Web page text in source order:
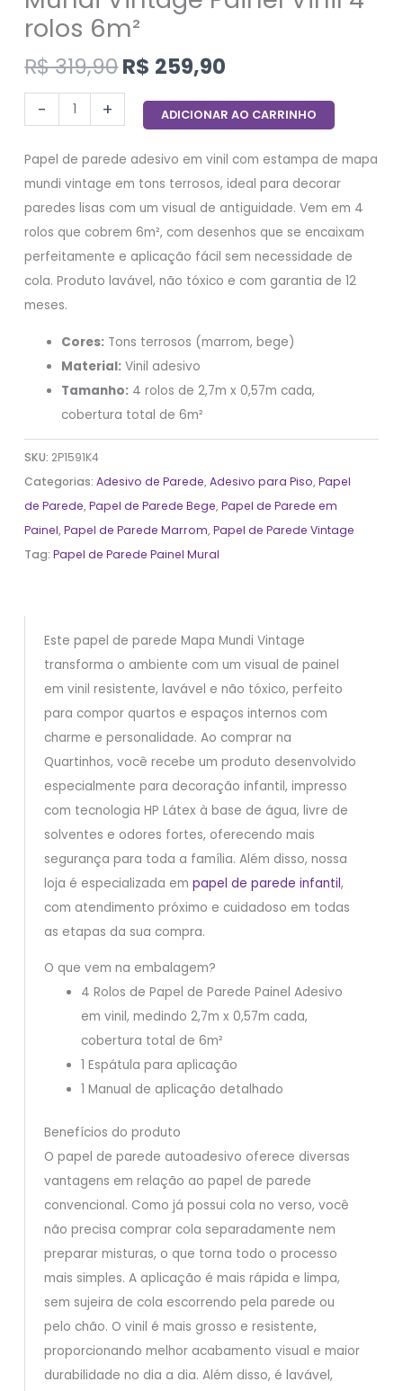
rolos 6m²
R$319,90R$ 259,90
- + ADICIONAR AO CARRINHO
Papel de parede adesivo em vinil com estampa de mapa
mundi vintage em tons terrosos, ideal para decorar
paredes lisas com um visual de antiguidade. Vem em 4
rolos que cobrem 6m², com desenhos que se encaixam
perfeitamente e aplicação fácil sem necessidade de
cola. Produto lavável, não tóxico e com garantia de 12
meses.
Cores: Tons terrosos (marrom, bege)
Material: Vinil adesivo
Tamanho: 4 rolos de 2,7m x 0,57m cada,
cobertura total de 6m²
SKU: 2P1591K4
Categorias:Adesivo de Parede,Adesivo para Piso,Papel
de Parede,Papel de Parede Bege,Papel de Parede em
Painel,Papel de Parede Marrom,Papel de Parede Vintage
Tag:Papel de Parede Painel Mural
Este papel de parede Mapa Mundi Vintage
transforma o ambiente com um visual de painel
em vinil resistente, lavável e não tóxico, perfeito
para compor quartos e espaços internos com
charme e personalidade. Ao comprar na
Quartinhos, você recebe um produto desenvolvido
especialmente para decoração infantil, impresso
com tecnologia HP Látex à base de água, livre de
solventes e odores fortes, oferecendo mais
segurança para toda a família. Além disso, nossa
loja é especializada em papel de parede infantil,
com atendimento próximo e cuidadoso em todas
as etapas da sua compra.
O que vem na embalagem?
4 Rolos de Papel de Parede Painel Adesivo
em vinil, medindo 2,7m x 0,57m cada,
cobertura total de 6m²
1 Espátula para aplicação
1 Manual de aplicação detalhado
Benefícios do produto
O papel de parede autoadesivo oferece diversas
vantagens em relação ao papel de parede
convencional. Como já possui cola no verso, você
não precisa comprar cola separadamente nem
preparar misturas, o que torna todo o processo
mais simples. A aplicação é mais rápida e limpa,
sem sujeira de cola escorrendo pela parede ou
pelo chão. O vinil é mais grosso e resistente,
proporcionando melhor acabamento visual e maior
durabilidade no dia a dia. Além disso, é lavável,